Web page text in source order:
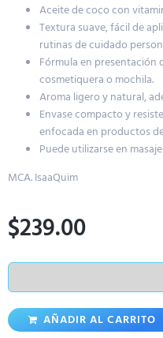
Aceite de coco con
Textura suave, fácil de
rutinas de cuidado
Fórmula en presentación
cosmetiquera o mochila.
Aroma ligero y natural,
Envase compacto y
enfocada en productos
Puede utilizarse en
MCA. IsaaQuim
$239.00
AÑADIR AL CARRITO